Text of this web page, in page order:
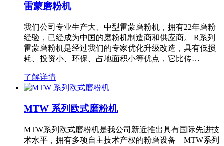
雷蒙磨粉机
我们公司专业生产大、中型雷蒙磨粉机，拥有22年磨粉
经验，已经成为中国的磨粉机制造商和供应商。 R系列
雷蒙磨粉机是经过我们的专家优化升级改造，具有低损
耗、投资小、环保、占地面积小等优点，它比传…
了解详情
MTW 系列欧式磨粉机
MTW系列欧式磨粉机是我公司新近推出具有国际先进技
术水平，拥有多项自主技术产权的粉磨设备—MTW系列